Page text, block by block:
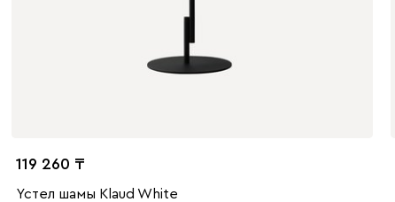
119 260
Үстел шамы Klaud White